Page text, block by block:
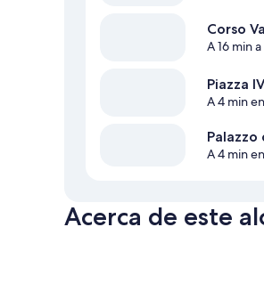
Corso
A 16 min
Piazza
A 4 min
Palazzo
A 4 min
Acerca de este